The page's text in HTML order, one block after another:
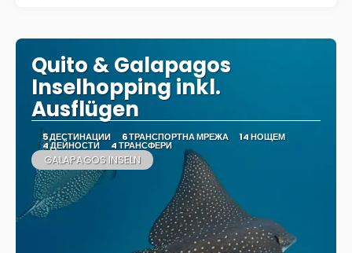
Quito & Galapagos
Inselhopping inkl.
Ausflügen
5 ДЕСТИНАЦИИ 6 ТРАНСПОРТНА МРЕЖА 14 НОЩЕМ
4 ДЕЙНОСТИ 4 ТРАНСФЕРИ
GALAPAGOS INSELN